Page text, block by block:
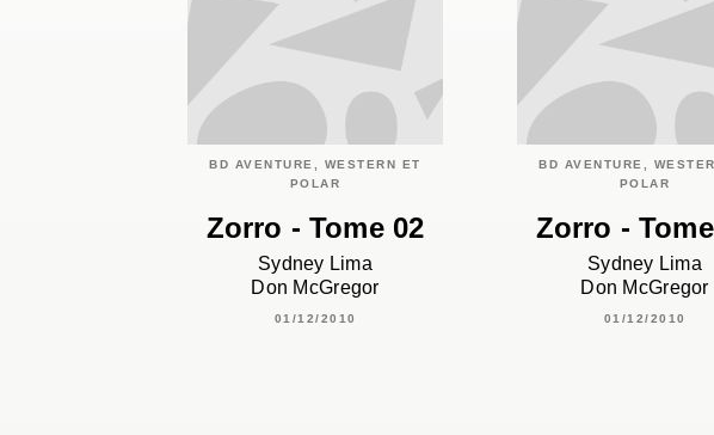
BD AVENTURE, WESTERN ET
POLAR
Zorro - Tome 02
Sydney Lima
Don McGregor
01/12/2010
BD AVENTURE,
POLAR
Zorro -
Sydney Lima
Don McGregor
01/12/2010